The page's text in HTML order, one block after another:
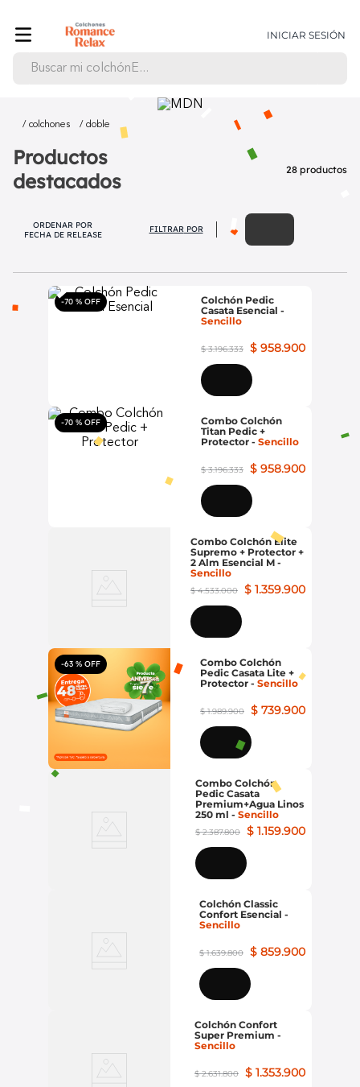
INICIAR SESIÓN
Buscar mi colchónE...
colchones doble
Productos
destacados
28 productos
ORDENAR POR
FECHA DE RELEASE
FILTRAR
-70 %
Colchón Pedic
Casata Esencial -
Sencillo
$ 3.196.333 $ 958.900
-70 %
Combo Colchón
Titan Pedic +
Protector - Sencillo
$ 3.196.333 $ 958.900
Combo Colchón Elite
Supremo + Protector +
2 Alm Esencial M -
Sencillo
$ 4.533.000 $ 1.359.900
-63 %
Combo Colchón
Pedic Casata Lite +
Protector - Sencillo
$ 1.989.900 $ 739.900
Combo Colchón
Pedic Casata
Premium+Agua Linos
250 ml - Sencillo
$ 2.387.800 $ 1.159.900
Colchón Classic
Confort Esencial -
Sencillo
$ 1.639.800 $ 859.900
Colchón Confort
Super Premium -
Sencillo
$ 2.631.800 $ 1.353.900
TÉRMINOS MÁS BUSCADOS
1. colchones
2. colchones romance relax
3. combos
5. colchoneta
. topper